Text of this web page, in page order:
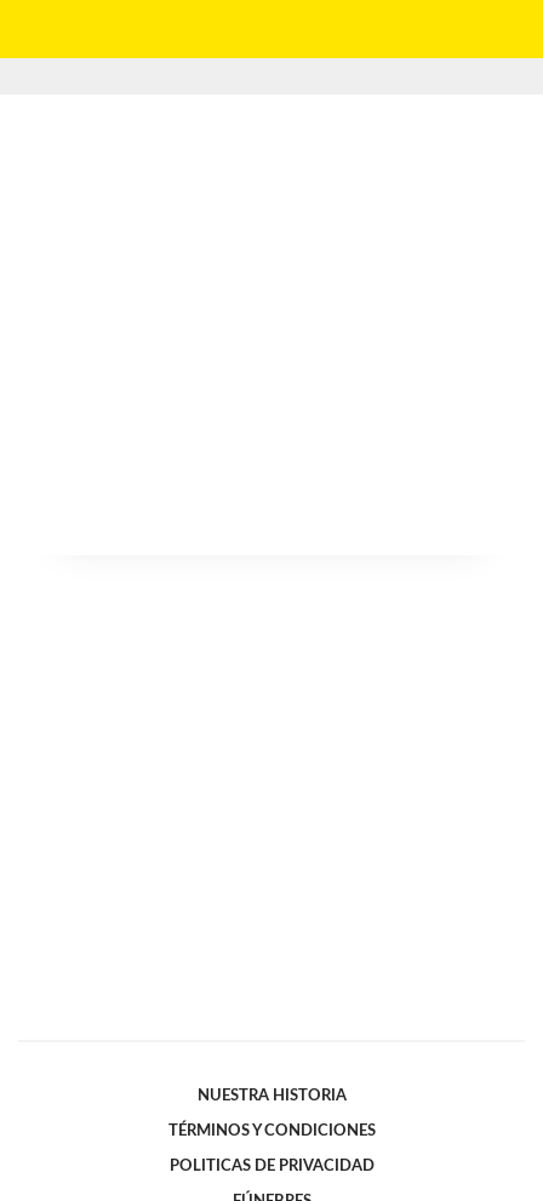
NUESTRA HISTORIA
TÉRMINOS Y CONDICIONES
POLITICAS DE PRIVACIDAD